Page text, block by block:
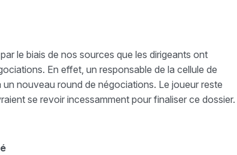
le biais de nos sources que les dirigeants ont
En effet, un responsable de la cellule de
nouveau round de négociations. Le joueur reste
se revoir incessamment pour finaliser ce dossier.